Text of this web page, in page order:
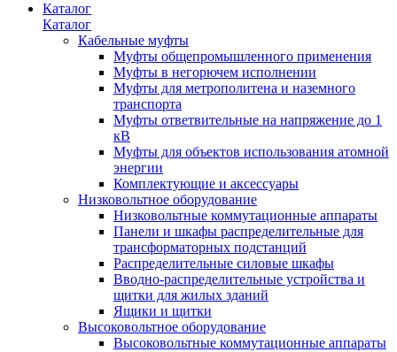
Каталог
Каталог
Кабельные муфты
Муфты общепромышленного применения
Муфты в негорючем исполнении
Муфты для метрополитена и наземного
транспорта
Муфты ответвительные на напряжение до 1
кВ
Муфты для объектов использования атомной
энергии
Комплектующие и аксессуары
Низковольтное оборудование
Низковольтные коммутационные аппараты
Панели и шкафы распределительные для
трансформаторных подстанций
Распределительные силовые шкафы
Вводно-распределительные устройства и
щитки для жилых зданий
Ящики и щитки
Высоковольтное оборудование
Высоковольтные коммутационные аппараты